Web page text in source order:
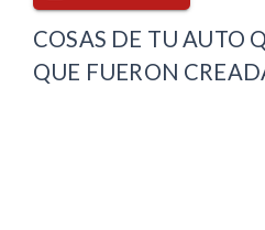
COSAS DE TU AUTO
QUE FUERON